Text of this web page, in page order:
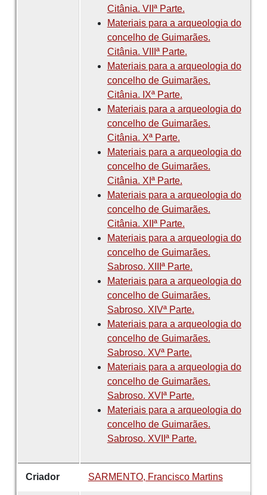
Citânia. VIIª Parte.
Materiais para a arqueologia do
concelho de Guimarães.
Citânia. VIIIª Parte.
Materiais para a arqueologia do
concelho de Guimarães.
Citânia. IXª Parte.
Materiais para a arqueologia do
concelho de Guimarães.
Citânia. Xª Parte.
Materiais para a arqueologia do
concelho de Guimarães.
Citânia. XIª Parte.
Materiais para a arqueologia do
concelho de Guimarães.
Citânia. XIIª Parte.
Materiais para a arqueologia do
concelho de Guimarães.
Sabroso. XIIIª Parte.
Materiais para a arqueologia do
concelho de Guimarães.
Sabroso. XIVª Parte.
Materiais para a arqueologia do
concelho de Guimarães.
Sabroso. XVª Parte.
Materiais para a arqueologia do
concelho de Guimarães.
Sabroso. XVIª Parte.
Materiais para a arqueologia do
concelho de Guimarães.
Sabroso. XVIIª Parte.
Criador SARMENTO, Francisco Martins